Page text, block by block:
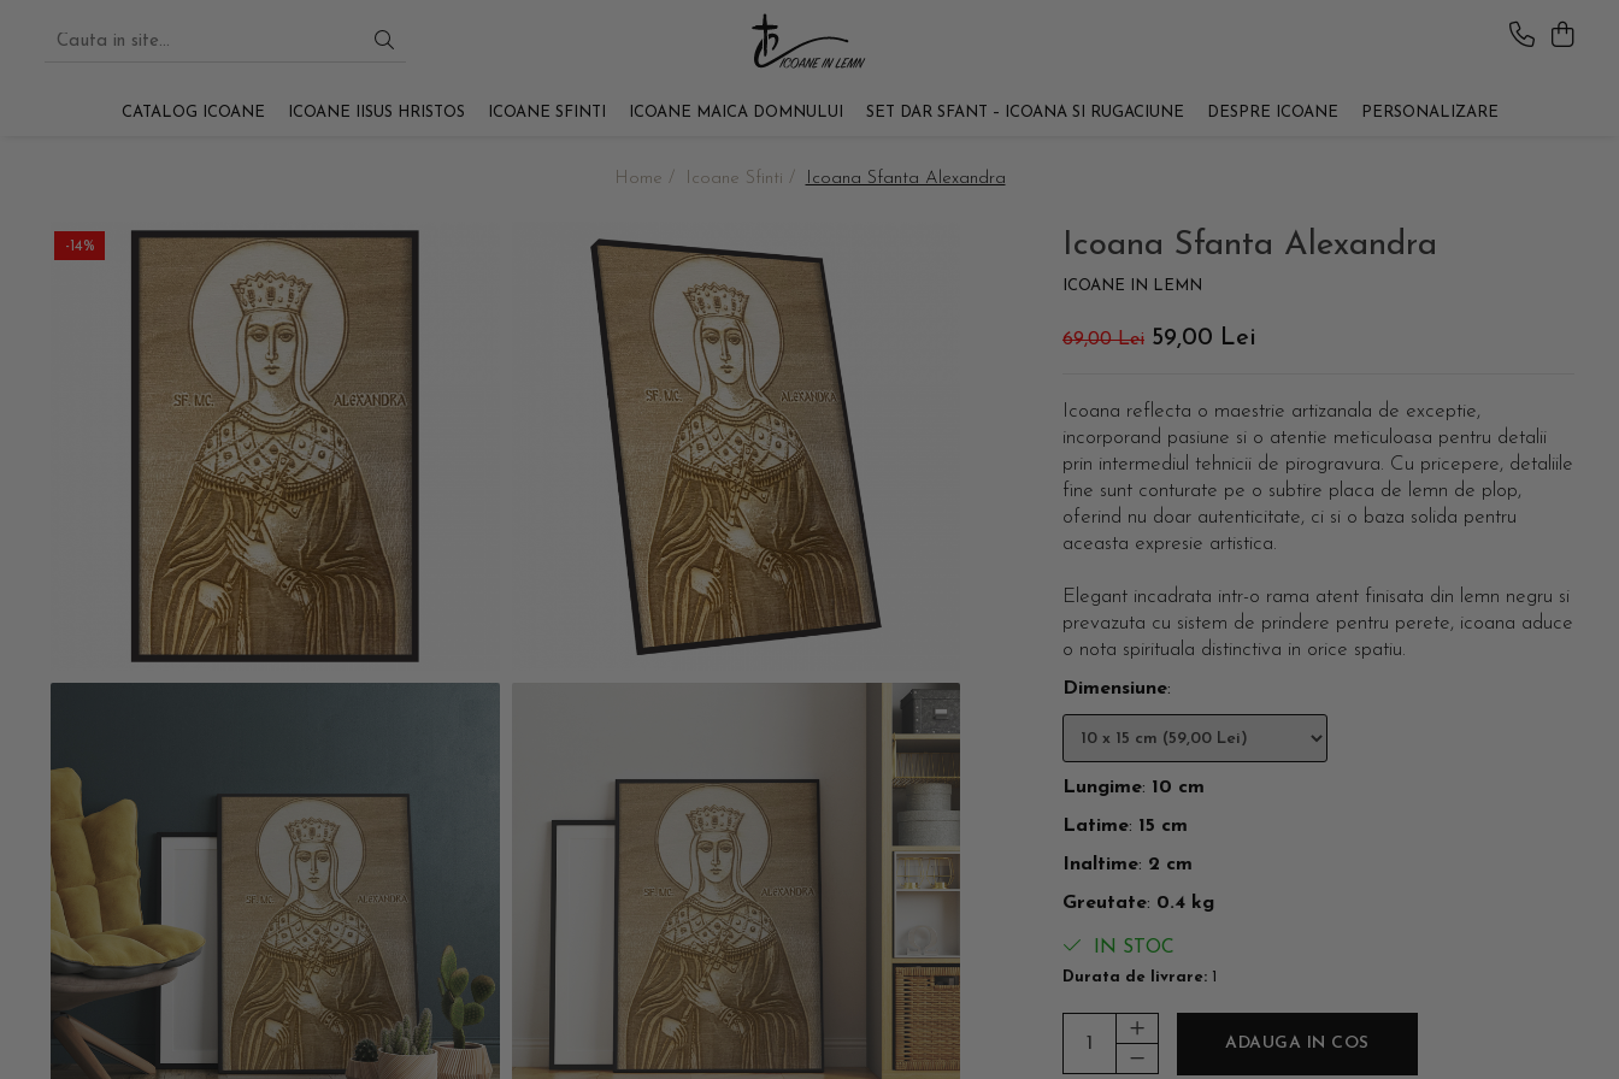
CATALOG ICOANE ICOANE IISUS HRISTOS ICOANE SFINTI ICOANE MAICA DOMNULUI SET DAR SFANT – ICOANA SI RUGACIUNE DESPRE ICOANE PERSONALIZARE
Home / Icoane Sfinti / Icoana Sfanta Alexandra
-14% Icoana Sfanta Alexandra
ICOANE IN LEMN
69,00 Lei 59,00 Lei
Icoana reflecta o maestrie artizanala de exceptie,
incorporand pasiune si o atentie meticuloasa pentru detalii
prin intermediul tehnicii de pirogravura. Cu pricepere, detaliile
fine sunt conturate pe o subtire placa de lemn de plop,
oferind nu doar autenticitate, ci si o baza solida pentru
aceasta expresie artistica.
Elegant incadrata intr-o rama atent finisata din lemn negru si
prevazuta cu sistem de prindere pentru perete, icoana aduce
o nota spirituala distinctiva in orice spatiu.
Dimensiune:
Lungime: 10 cm
Latime: 15 cm
Inaltime: 2 cm
Greutate: 0.4 kg
IN STOC
Durata de livrare: 1
ADAUGA IN COS